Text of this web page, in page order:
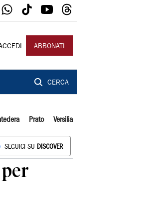
ABBONATI
CERCA
Prato Versilia
SEGUICI SU DISCOVER